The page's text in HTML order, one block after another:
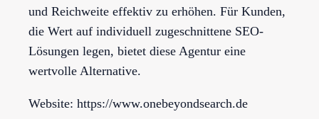
und Reichweite effektiv zu erhöhen. Für Kunden,
die Wert auf individuell zugeschnittene SEO-
Lösungen legen, bietet diese Agentur eine
wertvolle Alternative.
Website: https://www.onebeyondsearch.de